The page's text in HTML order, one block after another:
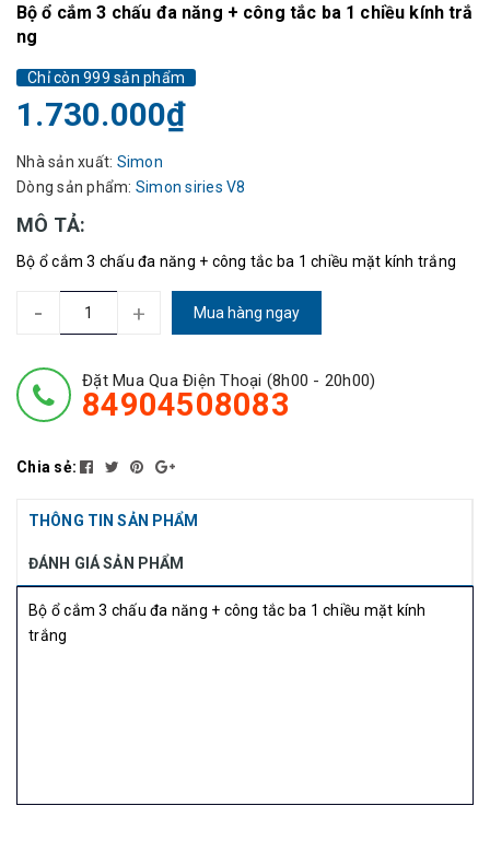
Bộ ổ cắm 3 chấu đa năng + công tắc ba 1 chiều kính trắ
ng
Chỉ còn 999 sản phẩm
1.730.000₫
Nhà sản xuất: Simon
Dòng sản phẩm: Simon siries V8
MÔ TẢ:
Bộ ổ cắm 3 chấu đa năng + công tắc ba 1 chiều mặt kính trắng
- + Mua hàng ngay
Đặt Mua Qua Điện Thoại (8h00 - 20h00)
84904508083
Chia sẻ:
THÔNG TIN SẢN PHẨM
ĐÁNH GIÁ SẢN PHẨM
Bộ ổ cắm 3 chấu đa năng + công tắc ba 1 chiều mặt kính
trắng